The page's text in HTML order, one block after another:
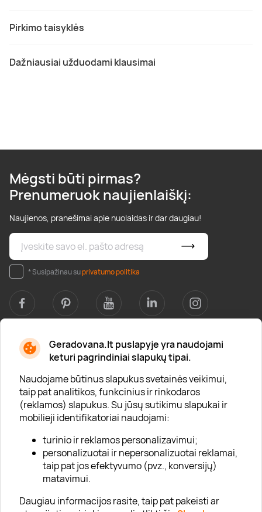
Geradovana.lt puslapyje yra naudojami
keturi pagrindiniai slapukų tipai.
Naudojame būtinus slapukus svetainės veikimui,
taip pat analitikos, funkcinius ir rinkodaros
(reklamos) slapukus. Su jūsų sutikimu slapukai ir
mobilieji identifikatoriai naudojami:
turinio ir reklamos personalizavimui;
personalizuotai ir nepersonalizuotai reklamai,
taip pat jos efektyvumo (pvz., konversijų)
matavimui.
Daugiau informacijos rasite, taip pat pakeisti ar
Pirkimo taisyklės
Dažniausiai užduodami klausimai
Mėgsti būti pirmas?
Prenumeruok naujienlaiškį:
Naujienos, pranešimai apie nuolaidas ir dar daugiau!
* Susipažinau suprivatumo politika
Apie mus
Apie „Gera Dovana“
Lojalumo klubas
Karjera
Visi partneriai
Kontaktai
Tinklaraštis